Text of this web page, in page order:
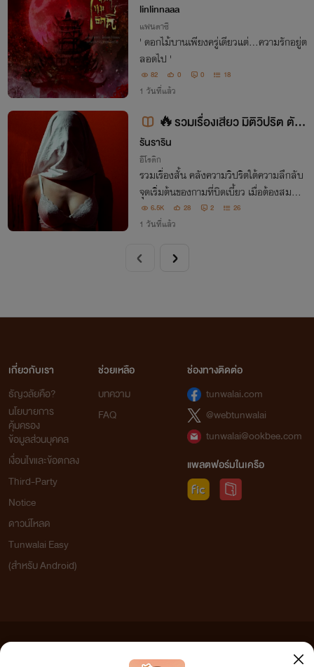
linlinnaaa
แฟนตาซี
' ดอกไม้บานเพียงครู่เดียวแต่…ความรักอยู่ต
ลอดไป '
82 0 0 18
1 วันที่แล้ว
🔥รวมเรื่องเสียว มิติวิปริต ตัณ
หาหลอน [NC25+]
รันราริน
อีโรติก
รวมเรื่องสั้น คลังความวิปริตใต้ความลึกลับ
จุดเริ่มต้นของกามที่บิดเบี้ยว เมื่อต้องสมสู่กั
บสิ่งที่ไม่ใช่มนุษย์ วิญญาณหิวโหยไม่ได้ต้อง
การแค่ลมหายใจ แต่ต้องการ "ความร่าน" ม
6.5K 28 2 26
1 วันที่แล้ว
เกี่ยวกับเรา
ธัญวลัยคือ?
นโยบายการ
คุ้มครอง
ข้อมูลส่วนบุคคล
เงื่อนไขและข้อตกลง
Third-Party
Notice
ดาวน์โหลด
Tunwalai Easy
(สำหรับ Android)
ช่วยเหลือ
บทความ
FAQ
ช่องทางติดต่อ
tunwalai.com
@webtunwalai
tunwalai@ookbee.com
แพลตฟอร์มในเครือ